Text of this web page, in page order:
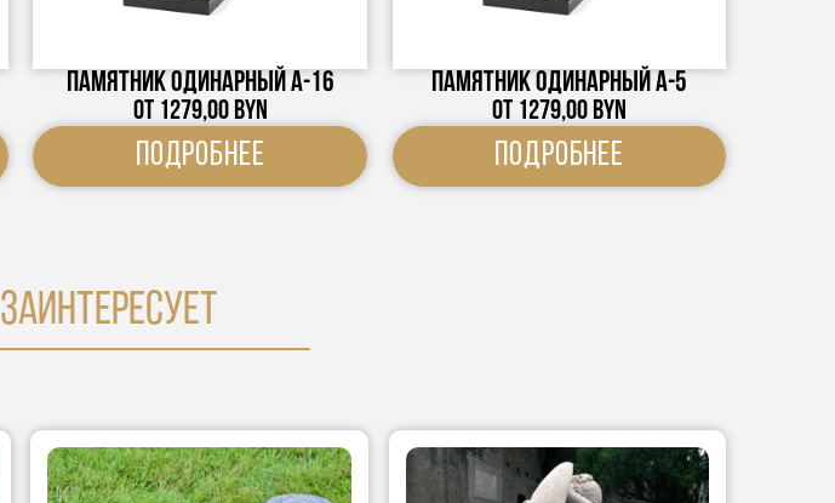
Памятник одинарный А-16
От 1279,00 BYN
Подробнее
Памятник одинарный А-5
От 1279,00 BYN
Подробнее
ЗАИНТЕРЕСУЕТ